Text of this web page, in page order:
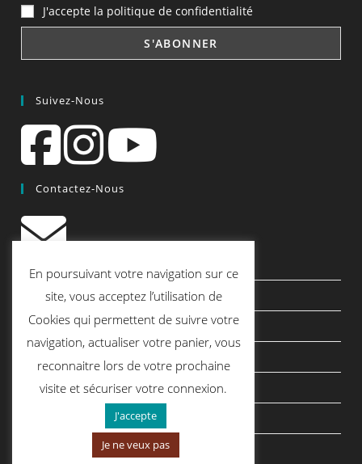
J'accepte la politique de confidentialité
Suivez-Nous
Contactez-Nous
contact@quiscrap.fr
Les Fiches Techniques et les Tutos
Le Blog
Conditions générales de vente
Mentions légales
Politique de confidentialité
politique de cookies
En poursuivant votre navigation sur ce
site, vous acceptez l’utilisation de
Cookies qui permettent de suivre votre
navigation, actualiser votre panier, vous
reconnaitre lors de votre prochaine
visite et sécuriser votre connexion.
J'accepte
Je ne veux pas